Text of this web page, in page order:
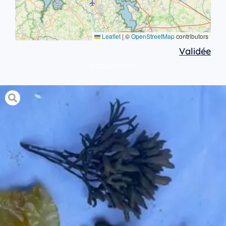
Leaflet | ©OpenStreetMapcontributors
Validée